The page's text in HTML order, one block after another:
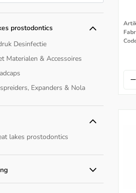
prostodontics
Desinfectie
Materialen & Accessoires
Expanders & Nola
lakes prostodontics